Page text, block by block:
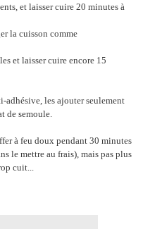
et laisser cuire 20 minutes à
la cuisson comme
et laisser cuire encore 15
adhésive, les ajouter seulement
de semoule.
à feu doux pendant 30 minutes
le mettre au frais), mais pas plus
cuit...